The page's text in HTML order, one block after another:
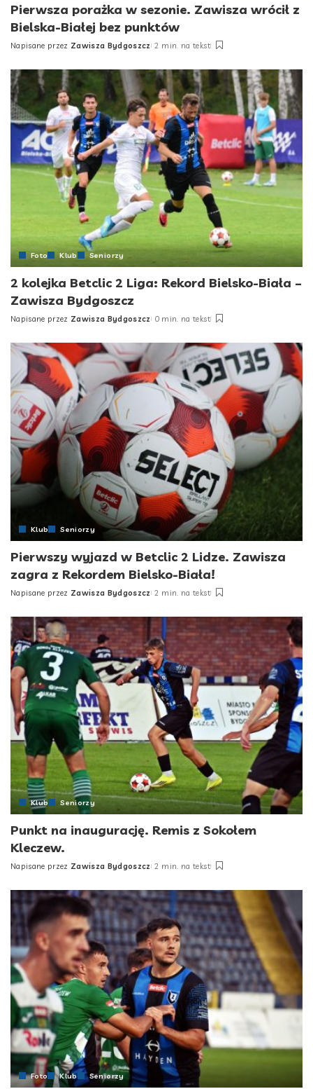
Pierwsza porażka w sezonie. Zawisza wrócił z
Bielska-Białej bez punktów
Posted
Napisane przez Zawisza Bydgoszcz 2 min. na tekst
Foto Klub Seniorzy
2 kolejka Betclic 2 Liga: Rekord Bielsko-Biała –
Zawisza Bydgoszcz
Posted
Napisane przez Zawisza Bydgoszcz 0 min. na tekst
Klub Seniorzy
Pierwszy wyjazd w Betclic 2 Lidze. Zawisza
zagra z Rekordem Bielsko-Biała!
Posted
Napisane przez Zawisza Bydgoszcz 2 min. na tekst
Klub Seniorzy
Punkt na inaugurację. Remis z Sokołem
Kleczew.
Posted
Napisane przez Zawisza Bydgoszcz 2 min. na tekst
Foto Klub Seniorzy